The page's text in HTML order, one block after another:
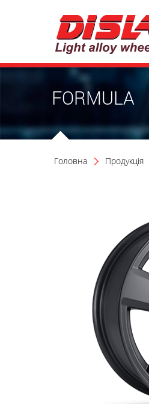
FORMULA
Головна Продукція